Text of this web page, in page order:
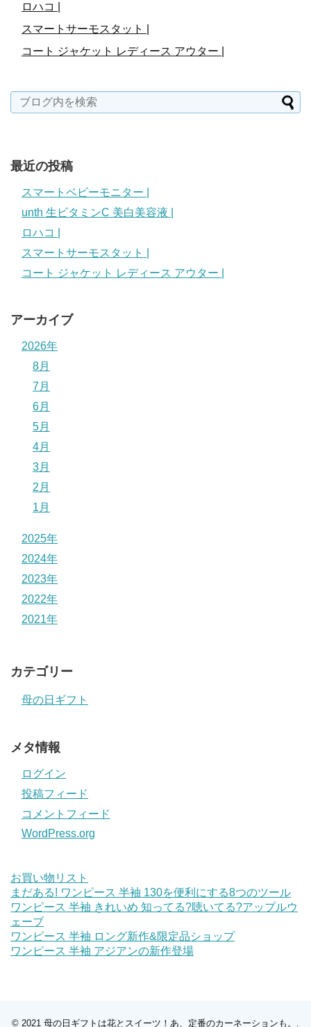
ロハコ |
スマートサーモスタット |
コート ジャケット レディース アウター |
最近の投稿
スマートベビーモニター |
unth 生ビタミンC 美白美容液 |
ロハコ |
スマートサーモスタット |
コート ジャケット レディース アウター |
アーカイブ
2026年
8月
7月
6月
5月
4月
3月
2月
1月
2025年
2024年
2023年
2022年
2021年
カテゴリー
母の日ギフト
メタ情報
ログイン
投稿フィード
コメントフィード
WordPress.org
お買い物リスト
まだある! ワンピース 半袖 130を便利にする8つのツール
ワンピース 半袖 きれいめ 知ってる?聴いてる?アップルウ
ェーブ
ワンピース 半袖 ロング新作&限定品ショップ
ワンピース 半袖 アジアンの新作登場
© 2021 母の日ギフトは花とスイーツ！あ、定番のカーネーションも。 .